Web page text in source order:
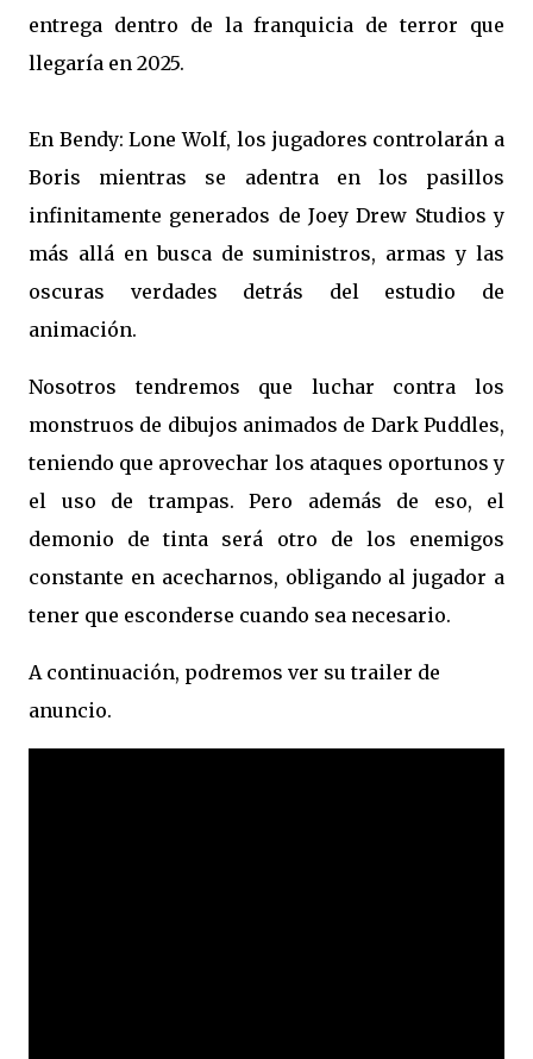
entrega dentro de la franquicia de terror que
llegaría en 2025.
En Bendy: Lone Wolf, los jugadores controlarán a
Boris mientras se adentra en los pasillos
infinitamente generados de Joey Drew Studios y
más allá en busca de suministros, armas y las
oscuras verdades detrás del estudio de
animación.
Nosotros tendremos que luchar contra los
monstruos de dibujos animados de Dark Puddles,
teniendo que aprovechar los ataques oportunos y
el uso de trampas. Pero además de eso, el
demonio de tinta será otro de los enemigos
constante en acecharnos, obligando al jugador a
tener que esconderse cuando sea necesario.
A continuación, podremos ver su trailer de
anuncio.